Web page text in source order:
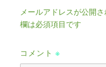
メールアドレスが公開さ
欄は必須項目です
コメント※